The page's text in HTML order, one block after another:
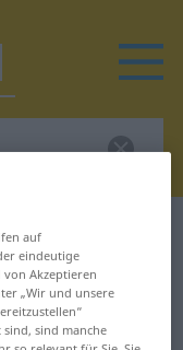
auf
eindeutige
Akzeptieren
„Wir und unsere
sind manche